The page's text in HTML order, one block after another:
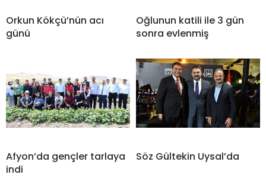
Orkun Kökçü’nün acı
günü
Oğlunun katili ile 3 gün
sonra evlenmiş
Afyon’da gençler tarlaya
indi
Söz Gültekin Uysal’da